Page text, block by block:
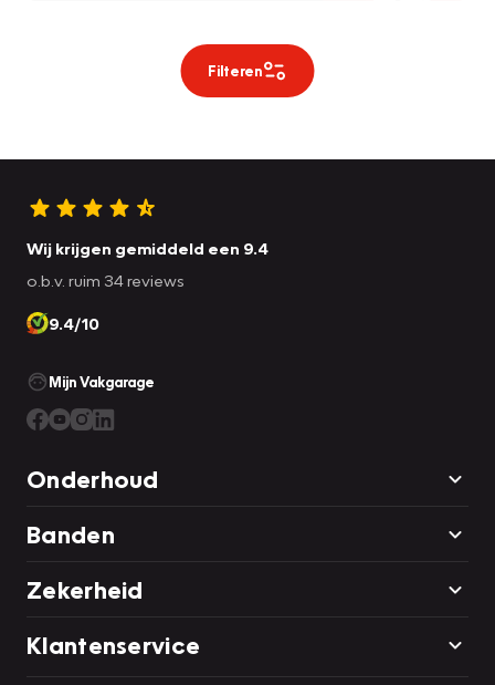
Filteren
Wij krijgen gemiddeld een 9.4
o.b.v. ruim 34 reviews
9.4/10
Mijn Vakgarage
Onderhoud
Banden
Zekerheid
Klantenservice